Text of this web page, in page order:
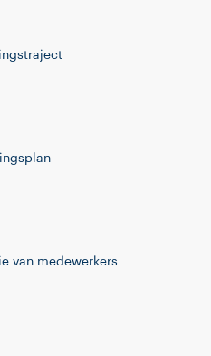
van medewerkers